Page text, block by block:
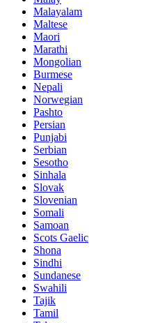
Malayalam
Maltese
Maori
Marathi
Mongolian
Burmese
Nepali
Norwegian
Pashto
Persian
Punjabi
Serbian
Sesotho
Sinhala
Slovak
Slovenian
Somali
Samoan
Scots Gaelic
Shona
Sindhi
Sundanese
Swahili
Tajik
Tamil